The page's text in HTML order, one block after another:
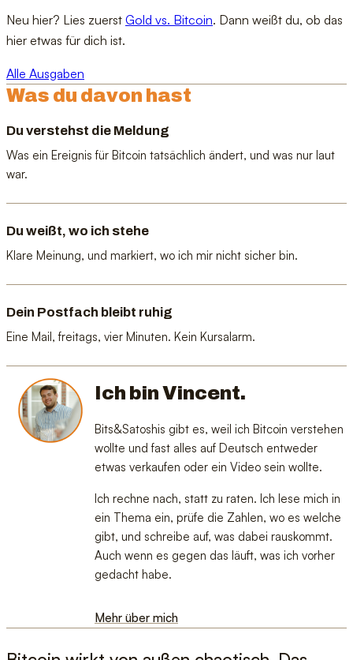
Neu hier? Lies zuerst Gold vs. Bitcoin. Dann weißt du, ob das
hier etwas für dich ist.
Alle Ausgaben
Was du davon hast
Du verstehst die Meldung
Was ein Ereignis für Bitcoin tatsächlich ändert, und was nur laut
war.
Du weißt, wo ich stehe
Klare Meinung, und markiert, wo ich mir nicht sicher bin.
Dein Postfach bleibt ruhig
Eine Mail, freitags, vier Minuten. Kein Kursalarm.
Ich bin Vincent.
Bits&Satoshis gibt es, weil ich Bitcoin verstehen
wollte und fast alles auf Deutsch entweder
etwas verkaufen oder ein Video sein wollte.
Ich rechne nach, statt zu raten. Ich lese mich in
ein Thema ein, prüfe die Zahlen, wo es welche
gibt, und schreibe auf, was dabei rauskommt.
Auch wenn es gegen das läuft, was ich vorher
gedacht habe.
Mehr über mich